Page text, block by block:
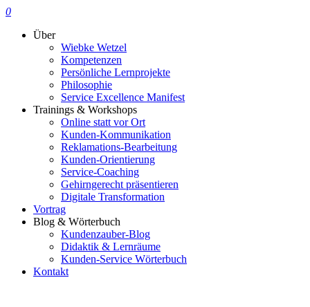
0
Über
Wiebke Wetzel
Kompetenzen
Persönliche Lernprojekte
Philosophie
Service Excellence Manifest
Trainings & Workshops
Online statt vor Ort
Kunden-Kommunikation
Reklamations-Bearbeitung
Kunden-Orientierung
Service-Coaching
Gehirngerecht präsentieren
Digitale Transformation
Vortrag
Blog & Wörterbuch
Kundenzauber-Blog
Didaktik & Lernräume
Kunden-Service Wörterbuch
Kontakt